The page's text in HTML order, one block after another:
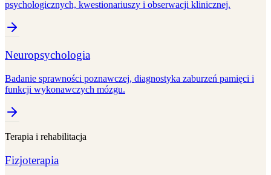
psychologicznych, kwestionariuszy i obserwacji klinicznej.
Neuropsychologia
Badanie sprawności poznawczej, diagnostyka zaburzeń pamięci i
funkcji wykonawczych mózgu.
Terapia i rehabilitacja
Fizjoterapia